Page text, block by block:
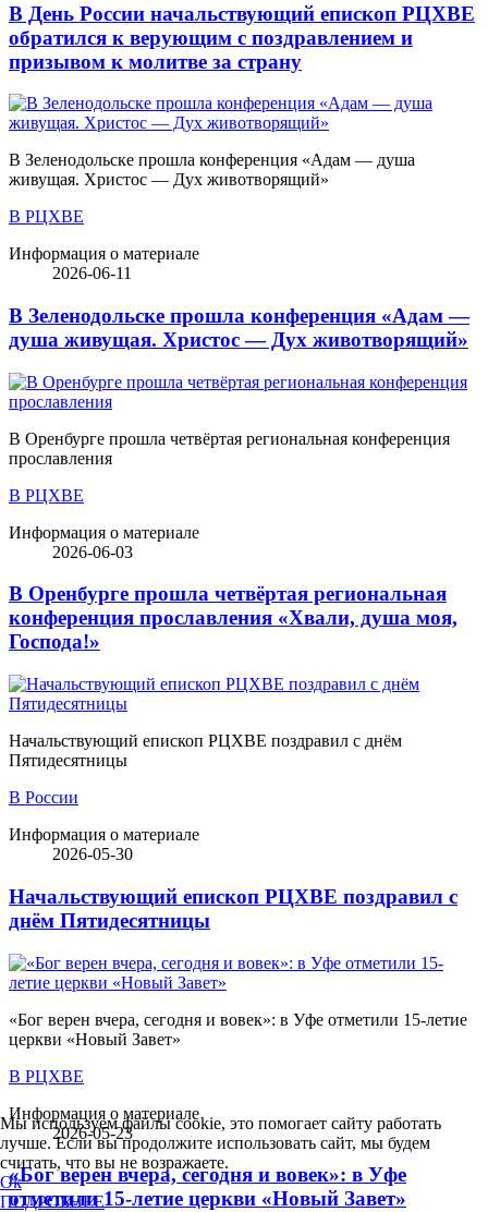
В День России начальствующий епископ РЦХВЕ
обратился к верующим с поздравлением и
призывом к молитве за страну
В Зеленодольске прошла конференция «Адам — душа
живущая. Христос — Дух животворящий»
В РЦХВЕ
Информация о материале
2026-06-11
В Зеленодольске прошла конференция «Адам —
душа живущая. Христос — Дух животворящий»
В Оренбурге прошла четвёртая региональная конференция
прославления
В РЦХВЕ
Информация о материале
2026-06-03
В Оренбурге прошла четвёртая региональная
конференция прославления «Хвали, душа моя,
Господа!»
Начальствующий епископ РЦХВЕ поздравил с днём
Пятидесятницы
В России
Информация о материале
2026-05-30
Начальствующий епископ РЦХВЕ поздравил с
днём Пятидесятницы
«Бог верен вчера, сегодня и вовек»: в Уфе отметили 15-летие
церкви «Новый Завет»
В РЦХВЕ
Информация о материале
2026-05-23
«Бог верен вчера, сегодня и вовек»: в Уфе
отметили 15-летие церкви «Новый Завет»
Мы используем файлы cookie, это помогает сайту работать
лучше. Если вы продолжите использовать сайт, мы будем
считать, что вы не возражаете.
Ok
ПОДРОБНЕЕ